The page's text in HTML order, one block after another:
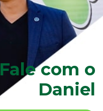
Fale com o
Daniel